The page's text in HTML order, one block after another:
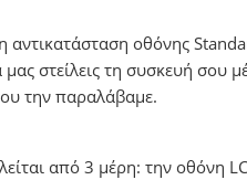
η αντικατάσταση οθόνης
στείλεις τη συσκευή σου
την παραλάβαμε.
από 3 μέρη: την οθόνη